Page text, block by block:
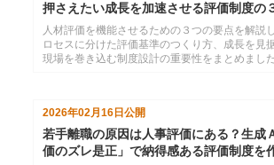
押さえたい成長を加速させる評価制度の
人材評価を機能させるための３つの要点を解説
ロセスに分けた評価基準のつくり方、成長を見
現場を巻き込む制度設計の重要性をまとめまし
2026年02月16日 公開
若手離職の原因は人事評価にある？生成
価のズレ是正」で納得感ある評価制度を